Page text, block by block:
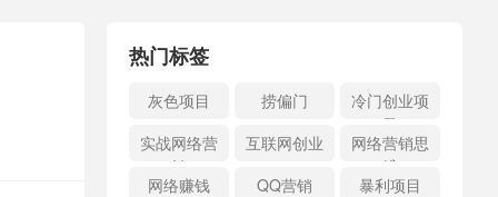
热门标签
灰色项目 捞偏门
冷门创业项
目
实战网络营
销
互联网创业
网络营销思
维
网络赚钱
QQ营销
暴利项目